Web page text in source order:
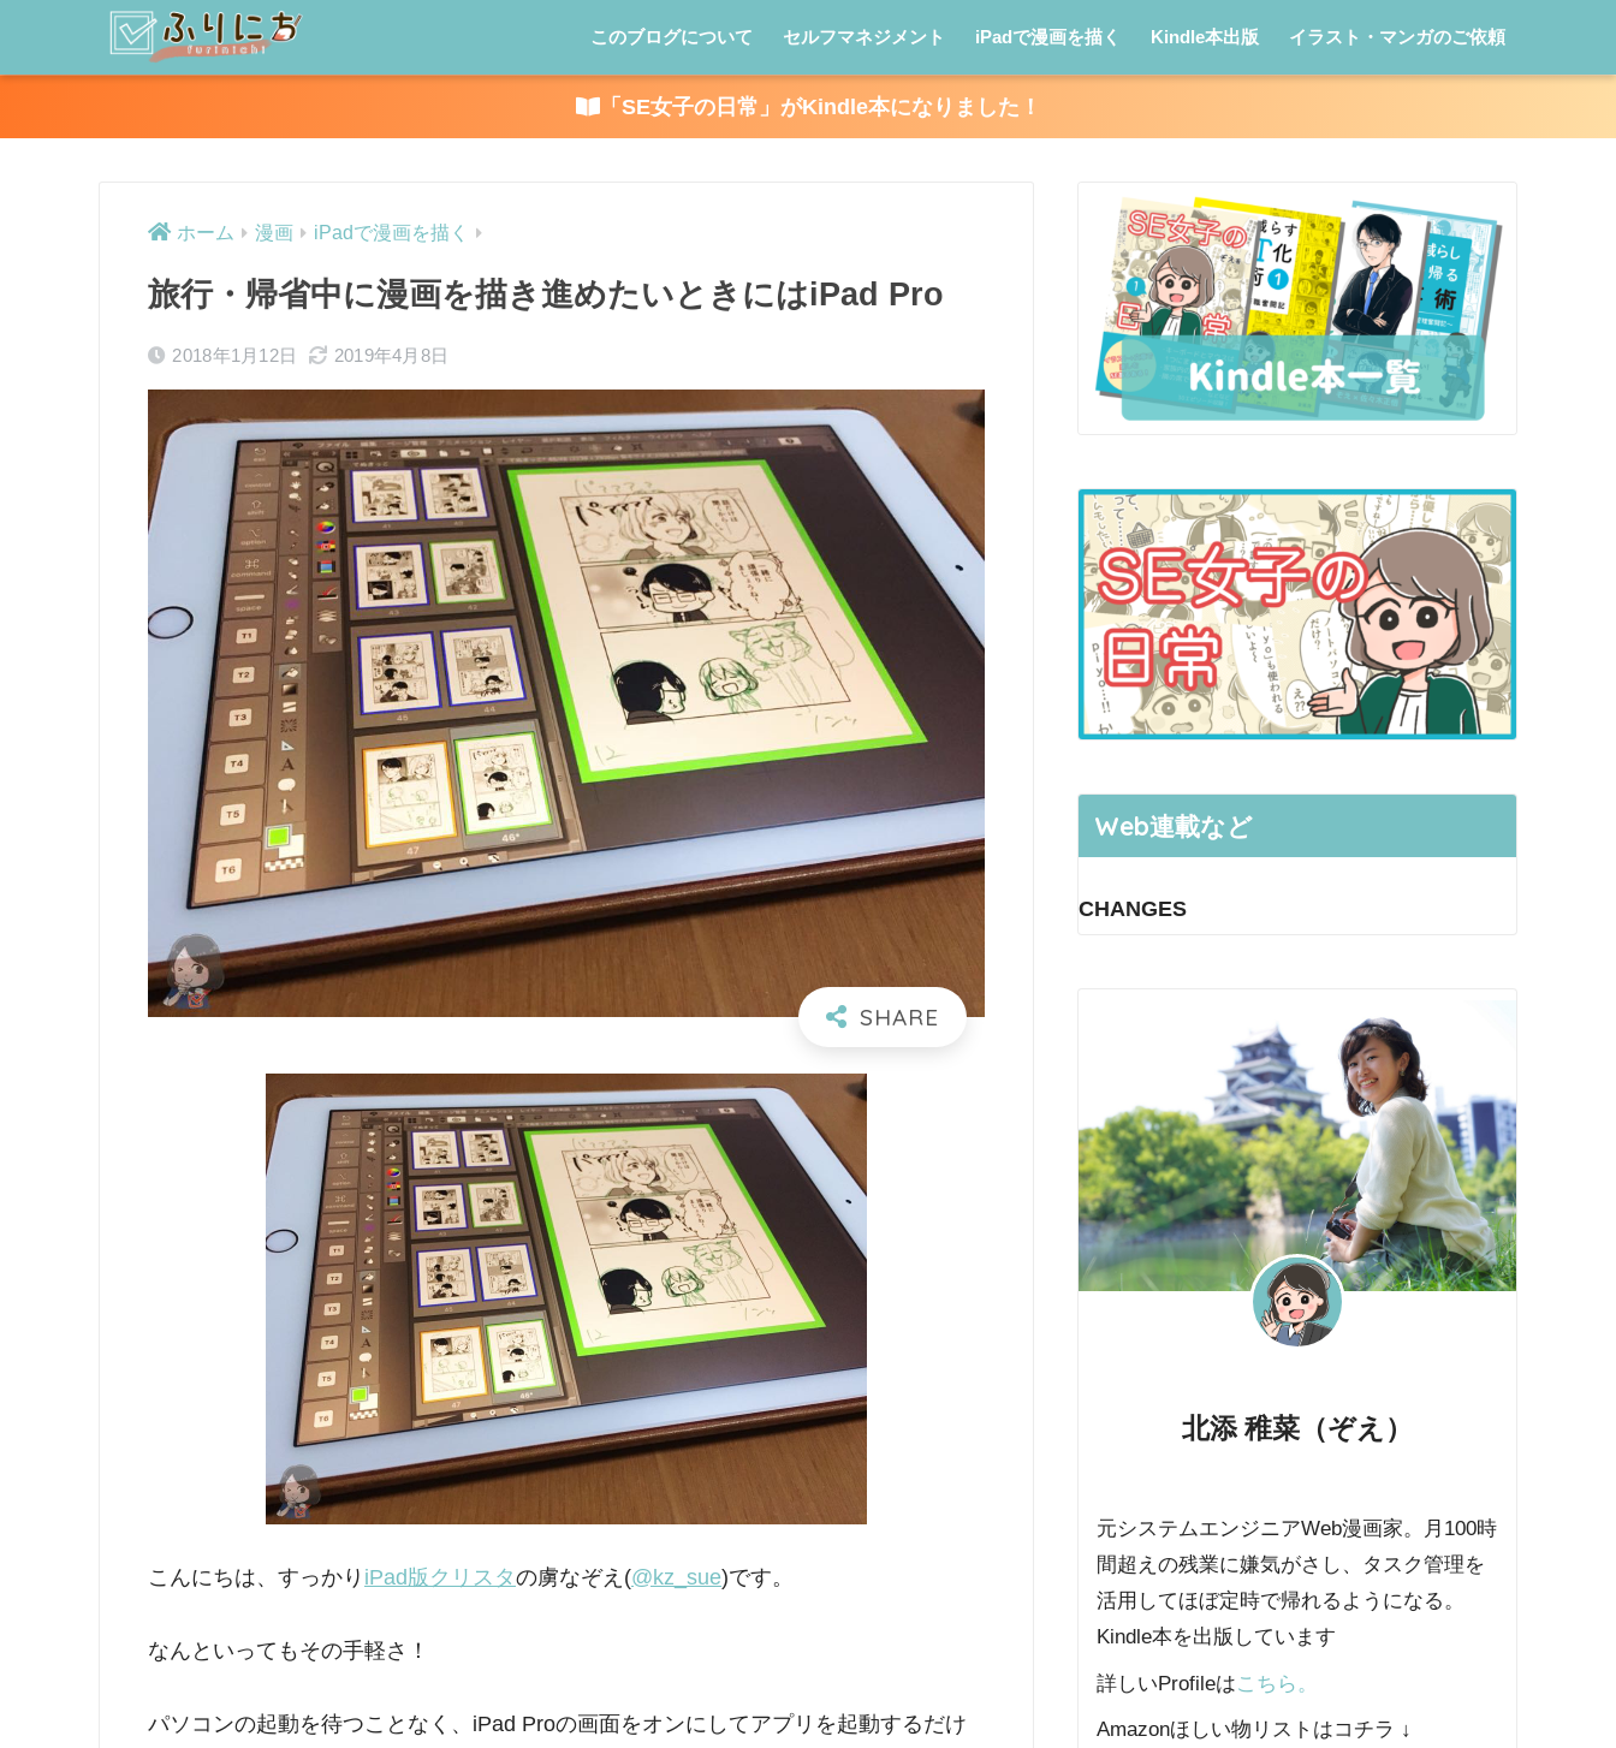
このブログについて セルフマネジメント iPadで漫画を描く Kindle本出版 イラスト・マンガのご依頼
「SE女子の日常」がKindle本になりました！
ホーム 漫画 iPadで漫画を描く
旅行・帰省中に漫画を描き進めたいときにはiPad Pro
2018年1月12日 2019年4月8日
こんにちは、すっかり iPad版クリスタの虜なぞえ(@kz_sue)です。
なんといってもその手軽さ！
パソコンの起動を待つことなく、iPad Proの画面をオンにしてアプリを起動するだけ
Web連載など
CHANGES
北添 稚菜（ぞえ）
元システムエンジニアWeb漫画家。月100時
間超えの残業に嫌気がさし、タスク管理を
活用してほぼ定時で帰れるようになる。
Kindle本を出版しています
詳しいProfileはこちら。
Amazonほしい物リストはコチラ ↓